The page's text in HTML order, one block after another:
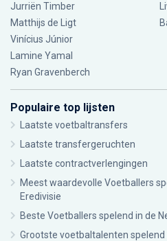
Jurriën Timber
Matthijs de Ligt
Vinícius Júnior
Lamine Yamal
Ryan Gravenberch
Populaire top lijsten
Laatste voetbaltransfers
Laatste transfergeruchten
Laatste contractverlengingen
Meest waardevolle Voetballers
Eredivisie
Beste Voetballers spelend in de
Grootste voetbaltalenten spelend